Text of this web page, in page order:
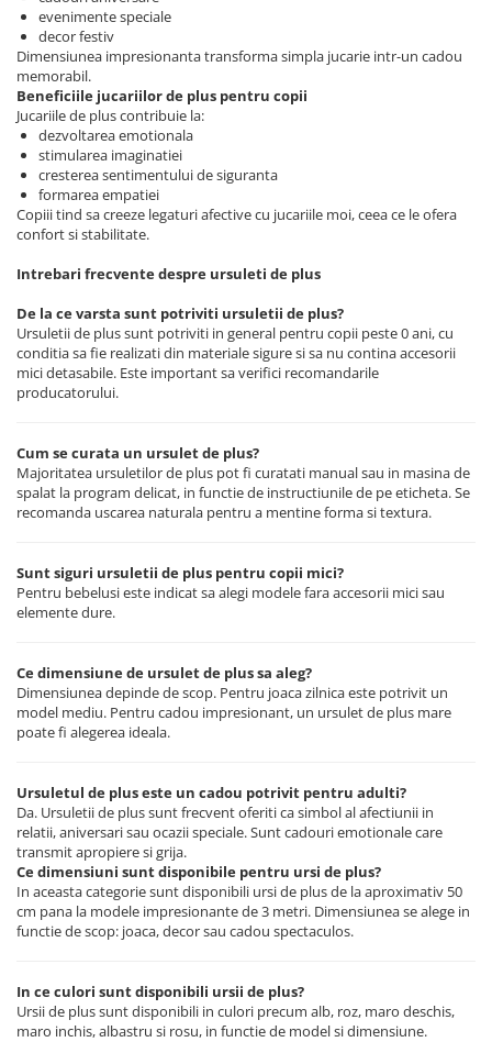
evenimente speciale
decor festiv
Dimensiunea impresionanta transforma simpla jucarie intr-un cadou
memorabil.
Beneficiile jucariilor de plus pentru copii
Jucariile de plus contribuie la:
dezvoltarea emotionala
stimularea imaginatiei
cresterea sentimentului de siguranta
formarea empatiei
Copiii tind sa creeze legaturi afective cu jucariile moi, ceea ce le ofera
confort si stabilitate.
Intrebari frecvente despre ursuleti de plus
De la ce varsta sunt potriviti ursuletii de plus?
Ursuletii de plus sunt potriviti in general pentru copii peste 0 ani, cu
conditia sa fie realizati din materiale sigure si sa nu contina accesorii
mici detasabile. Este important sa verifici recomandarile
producatorului.
Cum se curata un ursulet de plus?
Majoritatea ursuletilor de plus pot fi curatati manual sau in masina de
spalat la program delicat, in functie de instructiunile de pe eticheta. Se
recomanda uscarea naturala pentru a mentine forma si textura.
Sunt siguri ursuletii de plus pentru copii mici?
Pentru bebelusi este indicat sa alegi modele fara accesorii mici sau
elemente dure.
Ce dimensiune de ursulet de plus sa aleg?
Dimensiunea depinde de scop. Pentru joaca zilnica este potrivit un
model mediu. Pentru cadou impresionant, un ursulet de plus mare
poate fi alegerea ideala.
Ursuletul de plus este un cadou potrivit pentru adulti?
Da. Ursuletii de plus sunt frecvent oferiti ca simbol al afectiunii in
relatii, aniversari sau ocazii speciale. Sunt cadouri emotionale care
transmit apropiere si grija.
Ce dimensiuni sunt disponibile pentru ursi de plus?
In aceasta categorie sunt disponibili ursi de plus de la aproximativ 50
cm pana la modele impresionante de 3 metri. Dimensiunea se alege in
functie de scop: joaca, decor sau cadou spectaculos.
In ce culori sunt disponibili ursii de plus?
Ursii de plus sunt disponibili in culori precum alb, roz, maro deschis,
maro inchis, albastru si rosu, in functie de model si dimensiune.